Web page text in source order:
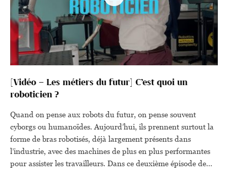
[Vidéo – Les métiers du futur] C’est quoi un
roboticien ?
Quand on pense aux robots du futur, on pense souvent
cyborgs ou humanoïdes. Aujourd’hui, ils prennent surtout la
forme de bras robotisés, déjà largement présents dans
l’industrie, avec des machines de plus en plus performantes
pour assister les travailleurs. Dans ce deuxième épisode de